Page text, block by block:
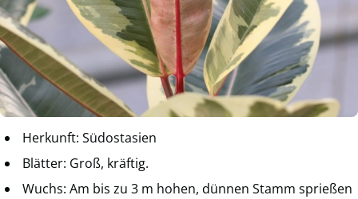
Herkunft: Südostasien
Blätter: Groß, kräftig.
Wuchs: Am bis zu 3 m hohen, dünnen Stamm sprießen